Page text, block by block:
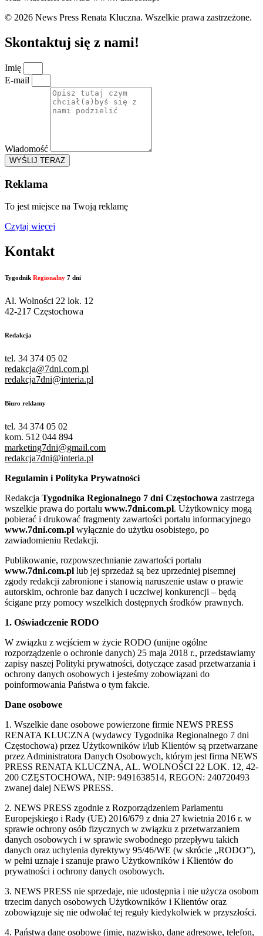
© 2026 News Press Renata Kluczna. Wszelkie prawa zastrzeżone.
Skontaktuj się z nami!
Imię
E-mail
Wiadomość
WYŚLIJ TERAZ
Reklama
To jest miejsce na Twoją reklamę
Czytaj więcej
Kontakt
Tygodnik Regionalny 7 dni
Al. Wolności 22 lok. 12
42-217 Częstochowa
Redakcja
tel. 34 374 05 02
redakcja@7dni.com.pl
redakcja7dni@interia.pl
Biuro reklamy
tel. 34 374 05 02
kom. 512 044 894
marketing7dni@gmail.com
redakcja7dni@interia.pl
Regulamin i Polityka Prywatności
Redakcja Tygodnika Regionalnego 7 dni Częstochowa zastrzega
wszelkie prawa do portalu www.7dni.com.pl. Użytkownicy mogą
pobierać i drukować fragmenty zawartości portalu informacyjnego
www.7dni.com.pl wyłącznie do użytku osobistego, po
zawiadomieniu Redakcji.
Publikowanie, rozpowszechnianie zawartości portalu
www.7dni.com.pl lub jej sprzedaż są bez uprzedniej pisemnej
zgody redakcji zabronione i stanowią naruszenie ustaw o prawie
autorskim, ochronie baz danych i uczciwej konkurencji – będą
ścigane przy pomocy wszelkich dostępnych środków prawnych.
1. Oświadczenie RODO
W związku z wejściem w życie RODO (unijne ogólne
rozporządzenie o ochronie danych) 25 maja 2018 r., przedstawiamy
zapisy naszej Polityki prywatności, dotyczące zasad przetwarzania i
ochrony danych osobowych i jesteśmy zobowiązani do
poinformowania Państwa o tym fakcie.
Dane osobowe
1. Wszelkie dane osobowe powierzone firmie NEWS PRESS
RENATA KLUCZNA (wydawcy Tygodnika Regionalnego 7 dni
Częstochowa) przez Użytkowników i/lub Klientów są przetwarzane
przez Administratora Danych Osobowych, którym jest firma NEWS
PRESS RENATA KLUCZNA, AL. WOLNOŚCI 22 LOK. 12, 42-
200 CZĘSTOCHOWA, NIP: 9491638514, REGON: 240720493
zwanej dalej NEWS PRESS.
2. NEWS PRESS zgodnie z Rozporządzeniem Parlamentu
Europejskiego i Rady (UE) 2016/679 z dnia 27 kwietnia 2016 r. w
sprawie ochrony osób fizycznych w związku z przetwarzaniem
danych osobowych i w sprawie swobodnego przepływu takich
danych oraz uchylenia dyrektywy 95/46/WE (w skrócie „RODO”),
w pełni uznaje i szanuje prawo Użytkowników i Klientów do
prywatności i ochrony danych osobowych.
3. NEWS PRESS nie sprzedaje, nie udostępnia i nie użycza osobom
trzecim danych osobowych Użytkowników i Klientów oraz
zobowiązuje się nie odwołać tej reguły kiedykolwiek w przyszłości.
4. Państwa dane osobowe (imię, nazwisko, dane adresowe, telefon,